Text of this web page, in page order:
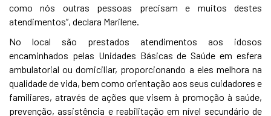
como nós outras pessoas precisam e muitos destes
atendimentos”, declara Marilene.
No local são prestados atendimentos aos idosos
encaminhados pelas Unidades Básicas de Saúde em esfera
ambulatorial ou domiciliar, proporcionando a eles melhora na
qualidade de vida, bem como orientação aos seus cuidadores e
familiares, através de ações que visem à promoção à saúde,
prevenção, assistência e reabilitação em nível secundário de